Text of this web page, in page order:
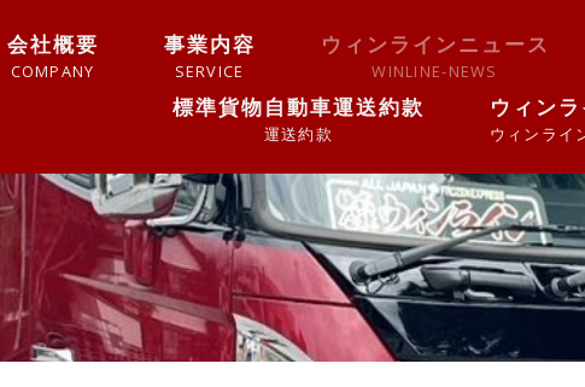
会社概要
COMPANY
事業内容
SERVICE
ウィンラインニュース
WINLINE-NEWS
標準貨物自動車運送約款
運送約款
ウィン
ウィンライ